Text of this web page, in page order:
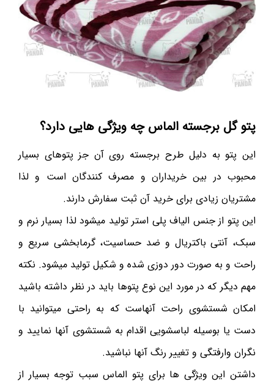
پتو گل برجسته الماس چه ویژگی هایی دارد؟
این پتو به دلیل طرح برجسته روی آن جز پتوهای بسیار
محبوب در بین خریداران و مصرف کنندگان است و لذا
مشتریان زیادی برای خرید آن ثبت سفارش دارند.
این پتو از جنس الیاف پلی استر تولید میشود لذا بسیار نرم و
سبک، آنتی باکتریال و ضد حساسیت، گرمابخشی سریع و
راحت و به صورت دور دوزی شده و شکیل تولید میشود. نکته
مهم دیگر که در مورد این نوع پتوها باید در نظر داشته باشید
امکان شستشوی راحت آنهاست که به راحتی میتوانید با
دست یا بوسیله لباسشویی اقدام به شستشوی آنها نمایید و
نگران وارفتگی و تغییر رنگ آنها نباشید.
داشتن این ویژگی ها برای پتو الماس سبب توجه بسیار از